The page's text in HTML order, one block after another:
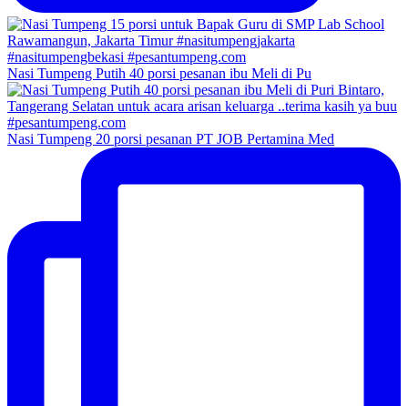
Nasi Tumpeng Putih 40 porsi pesanan ibu Meli di Pu
Nasi Tumpeng 20 porsi pesanan PT JOB Pertamina Med